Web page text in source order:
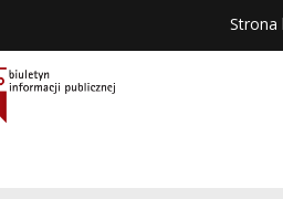
Strona